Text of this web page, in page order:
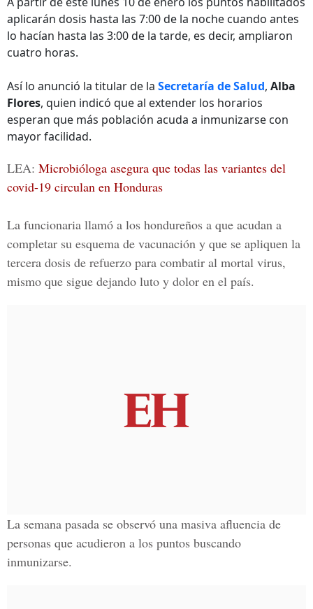
aplicarán dosis hasta las 7:00 de la noche cuando antes
lo hacían hasta las 3:00 de la tarde, es decir, ampliaron
cuatro horas.
Así lo anunció la titular de la Secretaría de Salud, Alba
Flores, quien indicó que al extender los horarios
esperan que más población acuda a inmunizarse con
mayor facilidad.
LEA: Microbióloga asegura que todas las variantes del
covid-19 circulan en Honduras
La funcionaria llamó a los hondureños a que acudan a
completar su esquema de vacunación y que se apliquen la
tercera dosis de refuerzo para combatir al mortal virus,
mismo que sigue dejando luto y dolor en el país.
La semana pasada se observó una masiva afluencia de
personas que acudieron a los puntos buscando
inmunizarse.